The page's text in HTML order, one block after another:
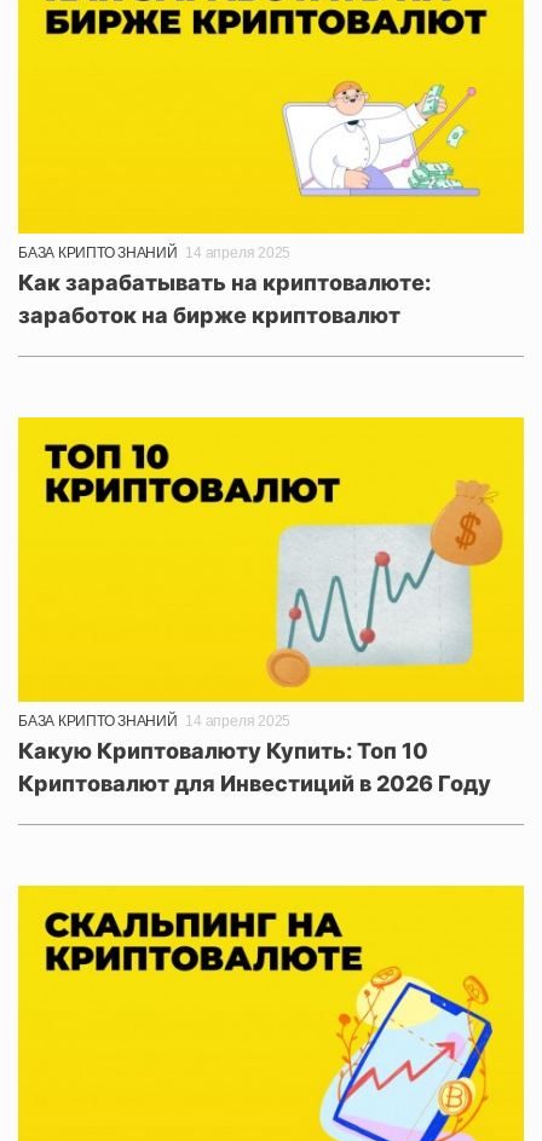
БАЗА КРИПТО ЗНАНИЙ 14 апреля 2025
Как зарабатывать на криптовалюте:
заработок на бирже криптовалют
БАЗА КРИПТО ЗНАНИЙ 14 апреля 2025
Какую Криптовалюту Купить: Топ 10
Криптовалют для Инвестиций в 2026 Году